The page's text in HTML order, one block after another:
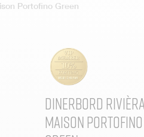
Portofino Green
Dinerbord
Maison Portofino